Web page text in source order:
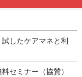
したケアマネと利
セミナー（協賛）